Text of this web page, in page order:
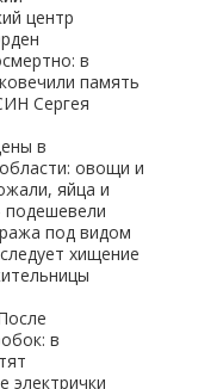
центр
в
память
Сергея
в
овощи и
яйца и
под видом
хищение
в
электрички